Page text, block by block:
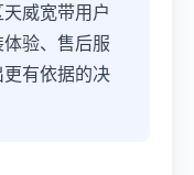
威宽带用户
验、售后服
有依据的决